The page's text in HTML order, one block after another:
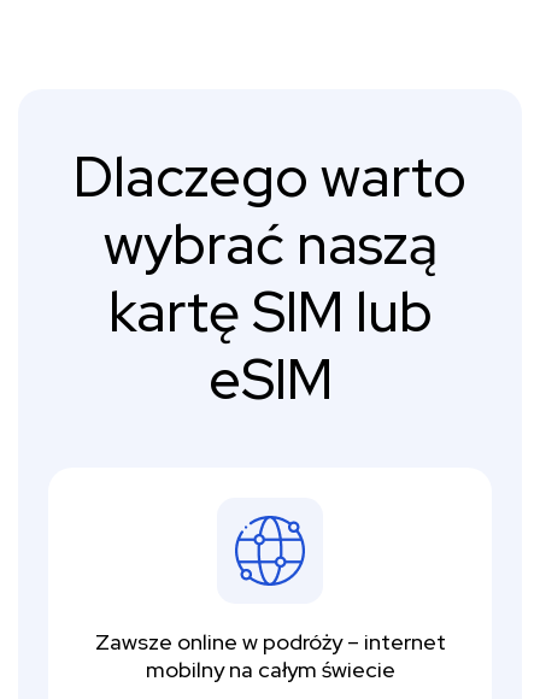
Dlaczego warto
wybrać naszą
kartę SIM lub
eSIM
Zawsze online w podróży – internet
mobilny na całym świecie